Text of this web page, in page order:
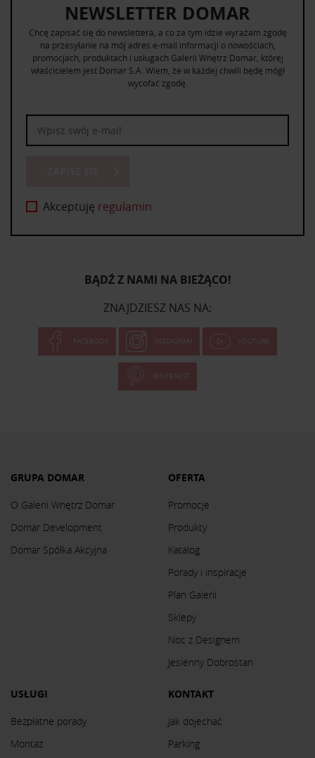
NEWSLETTER DOMAR
Chcę zapisać się do newslettera, a co za tym idzie wyrażam zgodę
na przesyłanie na mój adres e-mail informacji o nowościach,
promocjach, produktach i usługach Galerii Wnętrz Domar, której
właścicielem jest Domar S.A. Wiem, że w każdej chwili będę mógł
wycofać zgodę.
Akceptuję regulamin
BĄDŹ Z NAMI NA BIEŻĄCO!
ZNAJDZIESZ NAS NA:
FACEBOOK INSTAGRAM YOUTUBE
PINTEREST
GRUPA DOMAR
O Galerii Wnętrz Domar
Domar Development
Domar Spółka Akcyjna
OFERTA
Promocje
Produkty
Katalog
Porady i inspiracje
Plan Galerii
Sklepy
Noc z Designem
Jesienny Dobrostan
USŁUGI
Bezpłatne porady
Montaż
KONTAKT
Jak dojechać
Parking